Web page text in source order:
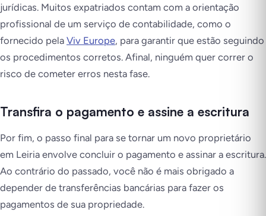
jurídicas. Muitos expatriados contam com a orientação
profissional de um serviço de contabilidade, como o
fornecido pela Viv Europe, para garantir que estão seguindo
os procedimentos corretos. Afinal, ninguém quer correr o
risco de cometer erros nesta fase.
Transfira o pagamento e assine a escritura
Por fim, o passo final para se tornar um novo proprietário
em Leiria envolve concluir o pagamento e assinar a escritura.
Ao contrário do passado, você não é mais obrigado a
depender de transferências bancárias para fazer os
pagamentos de sua propriedade.